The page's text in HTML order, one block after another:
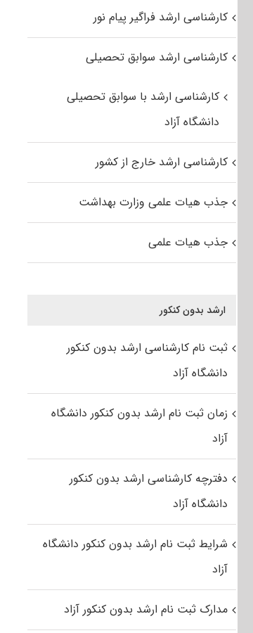
کارشناسی ارشد فراگیر پیام نور
کارشناسی ارشد سوابق تحصیلی
کارشناسی ارشد با سوابق تحصیلی
دانشگاه آزاد
کارشناسی ارشد خارج از کشور
جذب هیات علمی وزارت بهداشت
جذب هیات علمی
ارشد بدون کنکور
ثبت نام کارشناسی ارشد بدون کنکور
دانشگاه آزاد
زمان ثبت نام ارشد بدون کنکور دانشگاه
آزاد
دفترچه کارشناسی ارشد بدون کنکور
دانشگاه آزاد
شرایط ثبت نام ارشد بدون کنکور دانشگاه
آزاد
مدارک ثبت نام ارشد بدون کنکور آزاد